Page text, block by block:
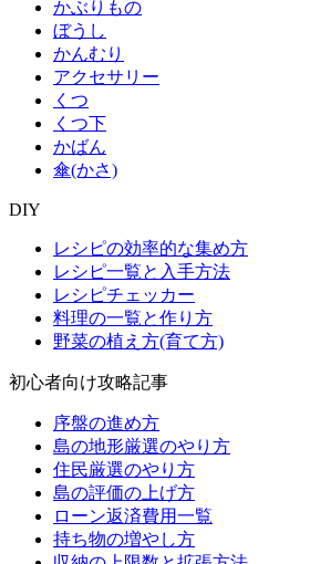
かぶりもの
ぼうし
かんむり
アクセサリー
くつ
くつ下
かばん
傘(かさ)
DIY
レシピの効率的な集め方
レシピ一覧と入手方法
レシピチェッカー
料理の一覧と作り方
野菜の植え方(育て方)
初心者向け攻略記事
序盤の進め方
島の地形厳選のやり方
住民厳選のやり方
島の評価の上げ方
ローン返済費用一覧
持ち物の増やし方